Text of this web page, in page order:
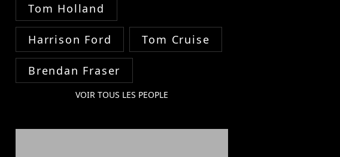
Tom Holland
Harrison Ford Tom Cruise
Brendan Fraser
VOIR TOUS LES PEOPLE